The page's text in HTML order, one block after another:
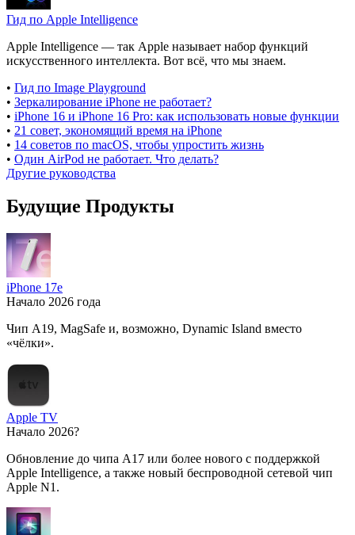
Гид по Apple Intelligence
Apple Intelligence — так Apple называет набор функций
искусственного интеллекта. Вот всё, что мы знаем.
• Гид по Image Playground
• Зеркалирование iPhone не работает?
• iPhone 16 и iPhone 16 Pro: как использовать новые функции
• 21 совет, экономящий время на iPhone
• 14 советов по macOS, чтобы упростить жизнь
• Один AirPod не работает. Что делать?
Другие руководства
Будущие Продукты
iPhone 17e
Начало 2026 года
Чип A19, MagSafe и, возможно, Dynamic Island вместо
«чёлки».
Apple TV
Начало 2026?
Обновление до чипа A17 или более нового с поддержкой
Apple Intelligence, а также новый беспроводной сетевой чип
Apple N1.